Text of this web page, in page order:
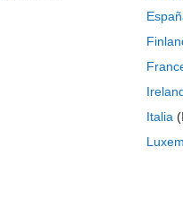
and
=
[1 2 3 4 5]
Italia